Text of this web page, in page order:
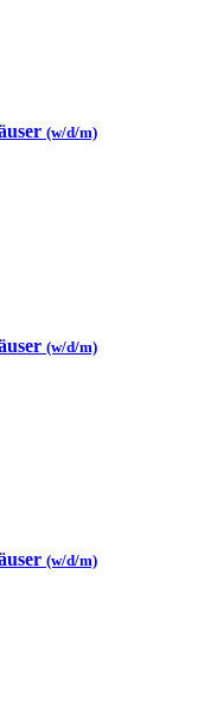
(w/d/m)
(w/d/m)
(w/d/m)